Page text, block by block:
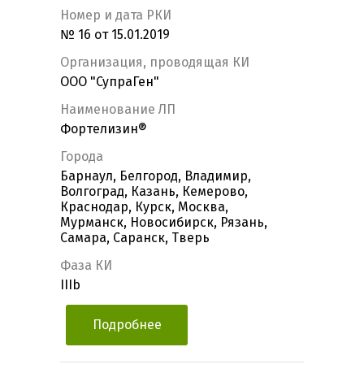
Номер и дата РКИ
№ 16 от 15.01.2019
Организация, проводящая КИ
ООО "СупраГен"
Наименование ЛП
Фортелизин®
Города
Барнаул, Белгород, Владимир,
Волгоград, Казань, Кемерово,
Краснодар, Курск, Москва,
Мурманск, Новосибирск, Рязань,
Самара, Саранск, Тверь
Фаза КИ
IIIb
Подробнее